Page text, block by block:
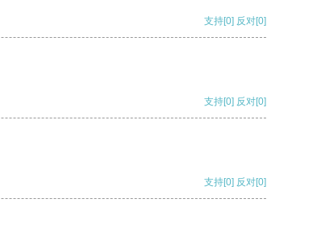
支持[0] 反对[0]
支持[0] 反对[0]
支持[0] 反对[0]